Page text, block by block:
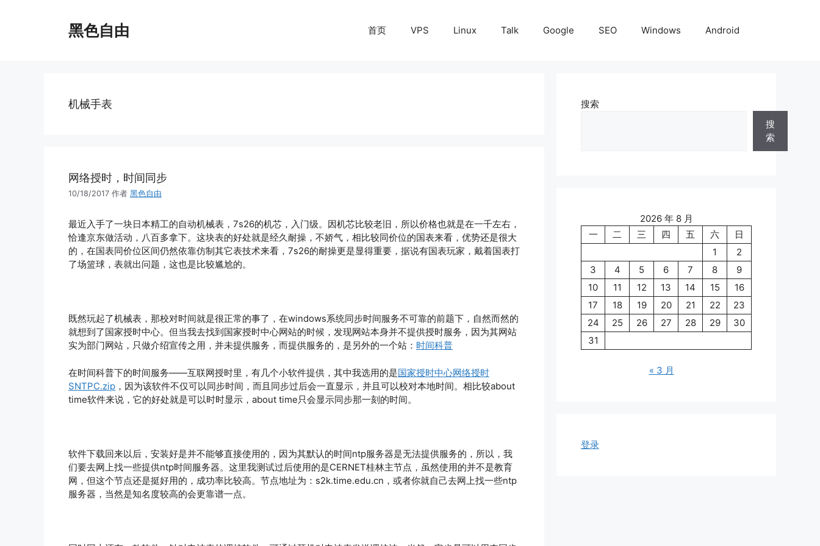
黑色自由 首页 VPS Linux Talk Google SEO Windows Android
机械手表
网络授时，时间同步
10/18/2017 作者 黑色自由
最近入手了一块日本精工的自动机械表，7s26的机芯，入门级。因机芯比较老旧，所以价格也就是在一千左右，
恰逢京东做活动，八百多拿下。这块表的好处就是经久耐操，不娇气，相比较同价位的国表来看，优势还是很大
的，在国表同价位区间仍然依靠仿制其它表技术来看，7s26的耐操更是显得重要，据说有国表玩家，戴着国表打
了场篮球，表就出问题，这也是比较尴尬的。
既然玩起了机械表，那校对时间就是很正常的事了，在windows系统同步时间服务不可靠的前题下，自然而然的
就想到了国家授时中心。但当我去找到国家授时中心网站的时候，发现网站本身并不提供授时服务，因为其网站
实为部门网站，只做介绍宣传之用，并未提供服务，而提供服务的，是另外的一个站： 时间科普
在时间科普下的时间服务——互联网授时里，有几个小软件提供，其中我选用的是国家授时中心网络授时
SNTPC.zip ，因为该软件不仅可以同步时间，而且同步过后会一直显示，并且可以校对本地时间。相比较about
time软件来说，它的好处就是可以时时显示，about time只会显示同步那一刻的时间。
软件下载回来以后，安装好是并不能够直接使用的，因为其默认的时间ntp服务器是无法提供服务的，所以，我
们要去网上找一些提供ntp时间服务器。这里我测试过后使用的是CERNET桂林主节点，虽然使用的并不是教育
网，但这个节点还是挺好用的，成功率比较高。节点地址为：s2k.time.edu.cn，或者你就自己去网上找一些ntp
服务器，当然是知名度较高的会更靠谱一点。
搜索
搜
索
2026 年 8 月
一
二 三 四 五 六
日
1
2
3
4 5 6 7 8
9
10
11 12 13 14 15
16
17
18 19 20 21 22
23
24
25 26 27 28 29
30
31
« 3 月
登录